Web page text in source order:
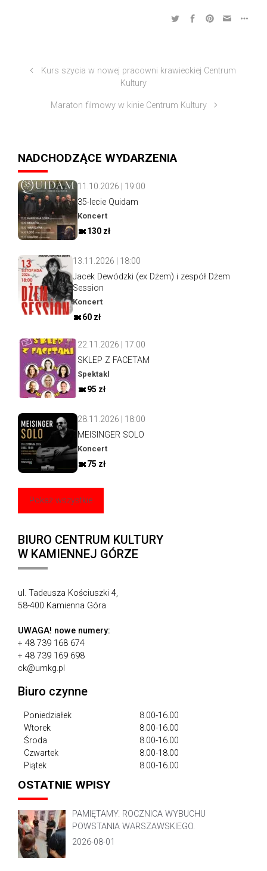
Kurs szycia w nowej pracowni krawieckiej Centrum
Kultury
Maraton filmowy w kinie Centrum Kultury
NADCHODZĄCE WYDARZENIA
11.10.2026 | 19:00
35-lecie Quidam
Koncert
130 zł
13.11.2026 | 18:00
Jacek Dewódzki (ex Dżem) i zespół Dżem
Session
Koncert
60 zł
22.11.2026 | 17:00
SKLEP Z FACETAM
Spektakl
95 zł
28.11.2026 | 18:00
MEISINGER SOLO
Koncert
75 zł
Pokaż wszystkie
BIURO CENTRUM KULTURY
W KAMIENNEJ GÓRZE
ul. Tadeusza Kościuszki 4,
58-400 Kamienna Góra
UWAGA! nowe numery:
+ 48 739 168 674
+ 48 739 169 698
ck@umkg.pl
Biuro czynne
Poniedziałek
Wtorek
Środa
Czwartek
Piątek
8.00-16.00
8.00-16.00
8.00-16.00
8.00-18.00
8.00-16.00
OSTATNIE WPISY
PAMIĘTAMY. ROCZNICA WYBUCHU
POWSTANIA WARSZAWSKIEGO.
2026-08-01